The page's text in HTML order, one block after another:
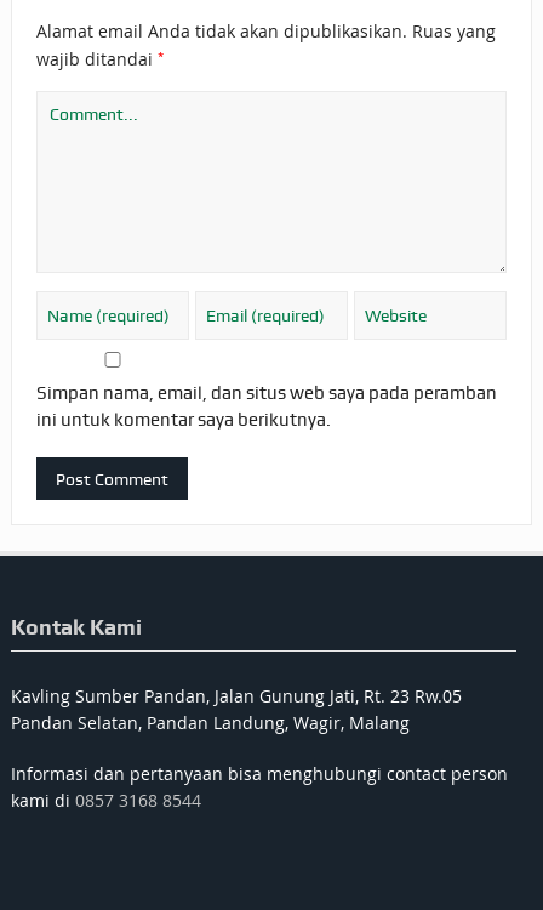
Alamat email Anda tidak akan dipublikasikan. Ruas yang
wajib ditandai *
Simpan nama, email, dan situs web saya pada peramban
ini untuk komentar saya berikutnya.
Kontak Kami
Kavling Sumber Pandan, Jalan Gunung Jati, Rt. 23 Rw.05
Pandan Selatan, Pandan Landung, Wagir, Malang
Informasi dan pertanyaan bisa menghubungi contact person
kami di 0857 3168 8544